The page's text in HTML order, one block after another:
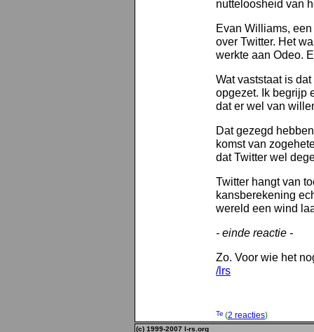
nutteloosheid van
Evan Williams,
over Twitter. Het
werkte aan Odeo.
Wat vaststaat is
opgezet. Ik begrijp
dat er wel van
Dat gezegd
komst van
dat Twitter wel
Twitter hangt van
kansberekening
wereld een wind
- einde reactie -
Zo. Voor wie het
/lrs
(2 reacties)
(c) 1999-2007 l-rs.org